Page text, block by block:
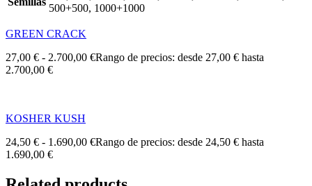
500+500, 1000+1000
GREEN CRACK
27,00 € - 2.700,00 €Rango de precios: desde 27,00 € hasta
2.700,00 €
KOSHER KUSH
24,50 € - 1.690,00 €Rango de precios: desde 24,50 € hasta
1.690,00 €